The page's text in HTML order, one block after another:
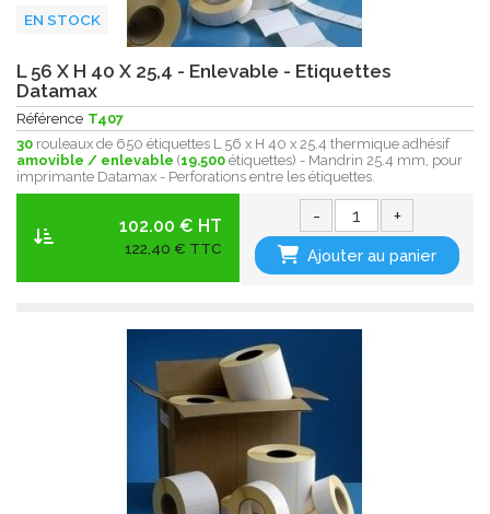
EN STOCK
L 56 X H 40 X 25,4 - Enlevable - Etiquettes
Datamax
Référence T407
30 rouleaux de 650 étiquettes L 56 x H 40 x 25.4 thermique adhésif
amovible / enlevable (19.500 étiquettes) - Mandrin 25.4 mm, pour
imprimante Datamax - Perforations entre les étiquettes.
102.00 € HT
122,40 € TTC
- +
Ajouter au panier